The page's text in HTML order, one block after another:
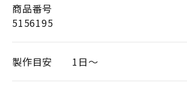
商品番号
5156195
製作目安 1日～